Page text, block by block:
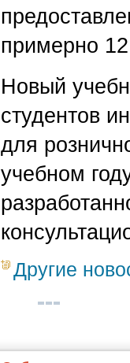
примерно
Новый
студентов
для
учебном
Другие